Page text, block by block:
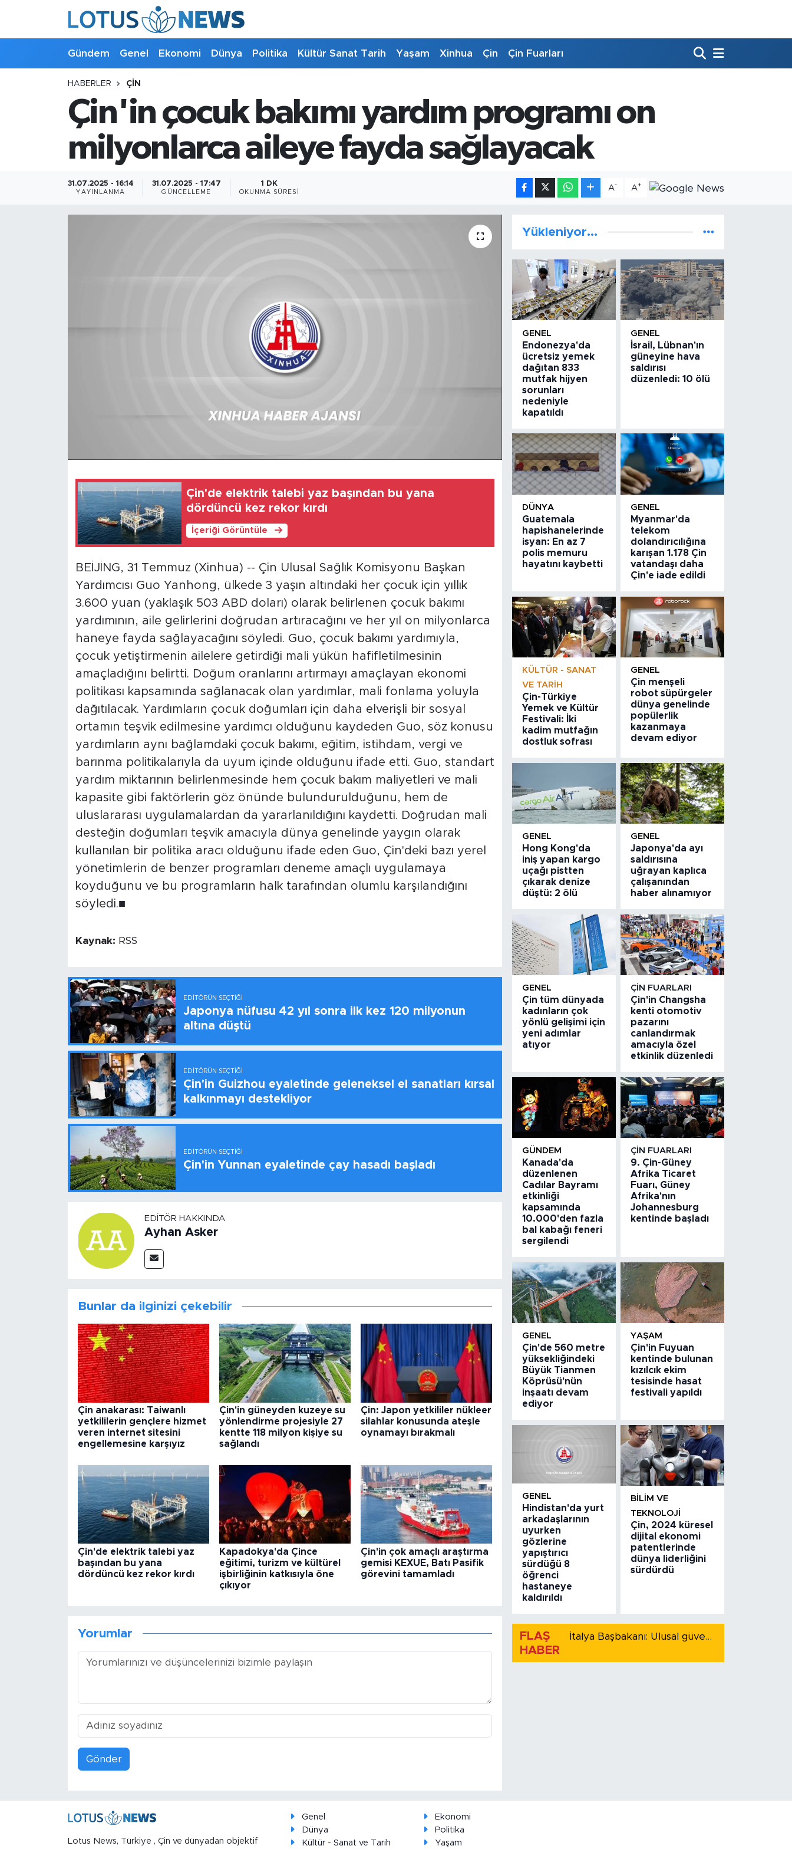
Gündem Genel Ekonomi Dünya Politika Kültür Sanat Tarih Yaşam Xinhua Çin Çin Fuarları
HABERLER ÇIN
Çin'in çocuk bakımı yardım programı on
milyonlarca aileye fayda sağlayacak
31.07.2025 - 16:14
YAYINLANMA
31.07.2025 - 17:47
GÜNCELLEME
1 DK
OKUNMA SÜRESI
A- A+
Çin'de elektrik talebi yaz başından bu yana
dördüncü kez rekor kırdı
İçeriği Görüntüle
BEİJİNG, 31 Temmuz (Xinhua) -- Çin Ulusal Sağlık Komisyonu Başkan
Yardımcısı Guo Yanhong, ülkede 3 yaşın altındaki her çocuk için yıllık
3.600 yuan (yaklaşık 503 ABD doları) olarak belirlenen çocuk bakımı
yardımının, aile gelirlerini doğrudan artıracağını ve her yıl on milyonlarca
haneye fayda sağlayacağını söyledi. Guo, çocuk bakımı yardımıyla,
çocuk yetiştirmenin ailelere getirdiği mali yükün hafifletilmesinin
amaçladığını belirtti. Doğum oranlarını artırmayı amaçlayan ekonomi
politikası kapsamında sağlanacak olan yardımlar, mali fonlama yoluyla
dağıtılacak. Yardımların çocuk doğumları için daha elverişli bir sosyal
ortamın teşvik edilmesine yardımcı olduğunu kaydeden Guo, söz konusu
yardımların aynı bağlamdaki çocuk bakımı, eğitim, istihdam, vergi ve
barınma politikalarıyla da uyum içinde olduğunu ifade etti. Guo, standart
yardım miktarının belirlenmesinde hem çocuk bakım maliyetleri ve mali
kapasite gibi faktörlerin göz önünde bulundurulduğunu, hem de
uluslararası uygulamalardan da yararlanıldığını kaydetti. Doğrudan mali
desteğin doğumları teşvik amacıyla dünya genelinde yaygın olarak
kullanılan bir politika aracı olduğunu ifade eden Guo, Çin'deki bazı yerel
yönetimlerin de benzer programları deneme amaçlı uygulamaya
koyduğunu ve bu programların halk tarafından olumlu karşılandığını
söyledi.■
Kaynak: RSS
EDITÖRÜN SEÇTIĞI
Japonya nüfusu 42 yıl sonra ilk kez 120 milyonun
altına düştü
EDITÖRÜN SEÇTIĞI
Çin'in Guizhou eyaletinde geleneksel el sanatları kırsal
kalkınmayı destekliyor
EDITÖRÜN SEÇTIĞI
Çin'in Yunnan eyaletinde çay hasadı başladı
EDITÖR HAKKINDA
Ayhan Asker
Bunlar da ilginizi çekebilir
Çin anakarası: Taiwanlı
yetkililerin gençlere hizmet
veren internet sitesini
engellemesine karşıyız
Çin'in güneyden kuzeye su
yönlendirme projesiyle 27
kentte 118 milyon kişiye su
sağlandı
Çin: Japon yetkililer nükleer
silahlar konusunda ateşle
oynamayı bırakmalı
Çin'de elektrik talebi yaz
başından bu yana
dördüncü kez rekor kırdı
Kapadokya'da Çince
eğitimi, turizm ve kültürel
işbirliğinin katkısıyla öne
çıkıyor
Çin'in çok amaçlı araştırma
gemisi KEXUE, Batı Pasifik
görevini tamamladı
Yorumlar
Gönder
Yükleniyor...
GENEL
Endonezya'da
ücretsiz yemek
dağıtan 833
mutfak hijyen
sorunları
nedeniyle
kapatıldı
GENEL
İsrail, Lübnan'ın
güneyine hava
saldırısı
düzenledi: 10 ölü
DÜNYA
Guatemala
hapishanelerinde
isyan: En az 7
polis memuru
hayatını kaybetti
GENEL
Myanmar'da
telekom
dolandırıcılığına
karışan 1.178 Çin
vatandaşı daha
Çin'e iade edildi
KÜLTÜR - SANAT
VE TARIH
Çin-Türkiye
Yemek ve Kültür
Festivali: İki
kadim mutfağın
dostluk sofrası
GENEL
Çin menşeli
robot süpürgeler
dünya genelinde
popülerlik
kazanmaya
devam ediyor
GENEL
Hong Kong'da
iniş yapan kargo
uçağı pistten
çıkarak denize
düştü: 2 ölü
GENEL
Japonya'da ayı
saldırısına
uğrayan kaplıca
çalışanından
haber alınamıyor
GENEL
Çin tüm dünyada
kadınların çok
yönlü gelişimi için
yeni adımlar
atıyor
ÇIN FUARLARI
Çin'in Changsha
kenti otomotiv
pazarını
canlandırmak
amacıyla özel
etkinlik düzenledi
GÜNDEM
Kanada'da
düzenlenen
Cadılar Bayramı
etkinliği
kapsamında
10.000'den fazla
bal kabağı feneri
sergilendi
ÇIN FUARLARI
9. Çin-Güney
Afrika Ticaret
Fuarı, Güney
Afrika'nın
Johannesburg
kentinde başladı
GENEL
Çin'de 560 metre
yüksekliğindeki
Büyük Tianmen
Köprüsü'nün
inşaatı devam
ediyor
YAŞAM
Çin'in Fuyuan
kentinde bulunan
kızılcık ekim
tesisinde hasat
festivali yapıldı
GENEL
Hindistan'da yurt
arkadaşlarının
uyurken
gözlerine
yapıştırıcı
sürdüğü 8
öğrenci
hastaneye
kaldırıldı
BILIM VE
TEKNOLOJI
Çin, 2024 küresel
dijital ekonomi
patentlerinde
dünya liderliğini
sürdürdü
FLAŞ
HABER
İtalya Başbakanı: Ulusal güvenliği korumak için İspanya ile Schengen kapsamındaki serbest dolaşımı askıya alıyoruz
Lotus News, Türkiye , Çin ve dünyadan objektif
Genel
Ekonomi
Dünya
Politika
Kültür - Sanat ve Tarih
Yaşam
Kültür - Sanat ve Tarih